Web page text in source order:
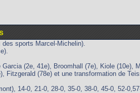
des sports Marcel-Michelin).
(2e, 41e), Broomhall (7e), Kiole (10e),
Fitzgerald (78e) et une transformation de
14-0, 21-0, 28-0, 35-0, 38-0, 45-0, 52-